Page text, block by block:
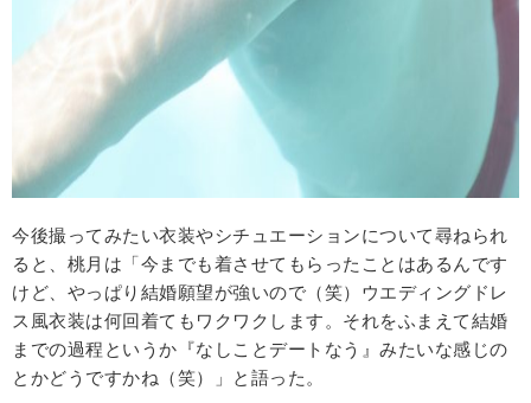
今後撮ってみたい衣装やシチュエーションについて尋ねられ
ると、桃月は「今までも着させてもらったことはあるんです
けど、やっぱり結婚願望が強いので（笑）ウエディングドレ
ス風衣装は何回着てもワクワクします。それをふまえて結婚
までの過程というか『なしことデートなう』みたいな感じの
とかどうですかね（笑）」と語った。